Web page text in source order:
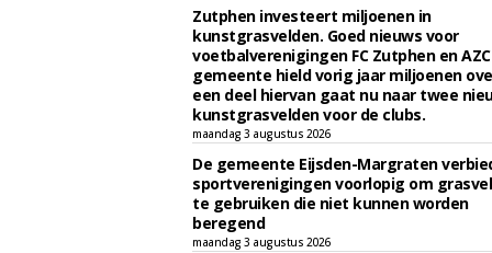
Zutphen investeert miljoenen in
kunstgrasvelden. Goed nieuws voor
voetbalverenigingen FC Zutphen en
gemeente hield vorig jaar miljoenen
een deel hiervan gaat nu naar twee
kunstgrasvelden voor de clubs.
maandag 3 augustus 2026
De gemeente Eijsden-Margraten
sportverenigingen voorlopig om
te gebruiken die niet kunnen worden
beregend
maandag 3 augustus 2026